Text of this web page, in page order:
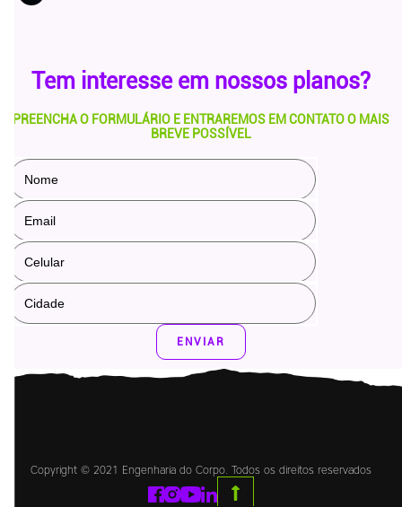
Tem interesse em nossos planos?
PREENCHA O FORMULÁRIO E ENTRAREMOS EM CONTATO O MAIS
BREVE POSSÍVEL
ENVIAR
Copyright © 2021 Engenharia do Corpo. Todos os direitos reservados